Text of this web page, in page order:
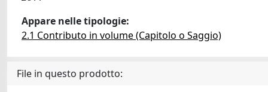
Appare nelle tipologie:
2.1 Contributo in volume (Capitolo o Saggio)
File in questo prodotto: